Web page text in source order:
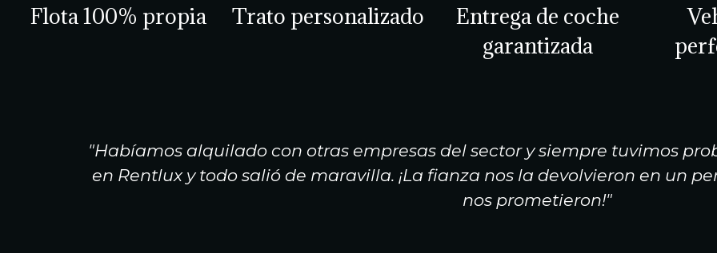
Flota 100% propia Trato personalizado
Entrega de coche
garantizada
"Habíamos alquilado con otras empresas del sector y siempre tuvimos
en Rentlux y todo salió de maravilla. ¡La fianza nos la devolvieron en un
nos prometieron!"